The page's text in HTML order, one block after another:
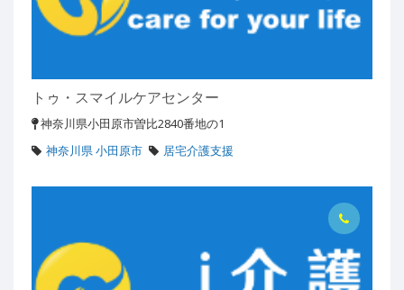
トゥ・スマイルケアセンター
神奈川県小田原市曽比2840番地の1
神奈川県 小田原市
居宅介護支援